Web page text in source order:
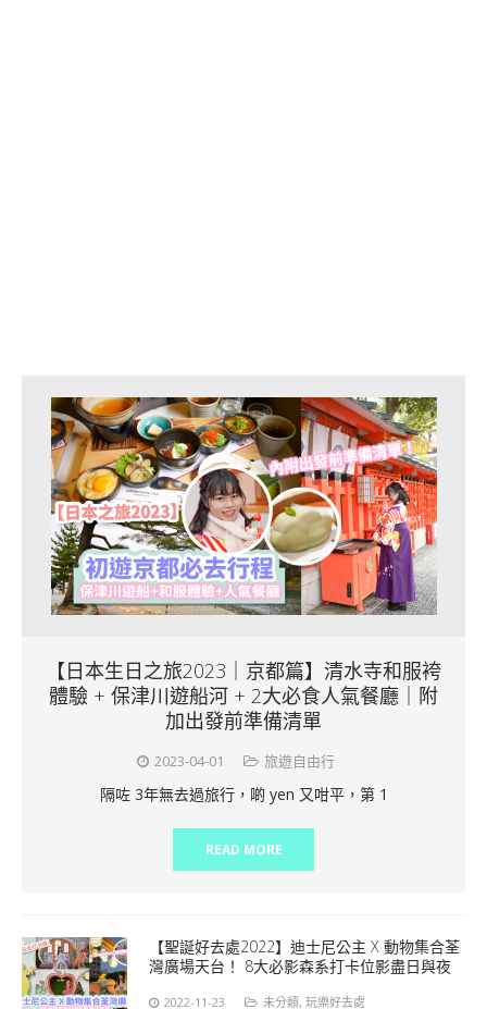
【日本生日之旅2023｜京都篇】清水寺和服袴
體驗 + 保津川遊船河 + 2大必食人氣餐廳｜附
加出發前準備清單
2023-04-01 旅遊自由行
隔咗 3年無去過旅行，啲 yen 又咁平，第 1
READ MORE
【聖誕好去處2022】迪士尼公主 X 動物集合荃
灣廣場天台！ 8大必影森系打卡位影盡日與夜
2022-11-23 未分類, 玩樂好去處